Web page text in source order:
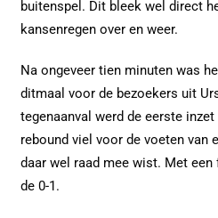
buitenspel. Dit bleek wel direct
kansenregen over en weer.
Na ongeveer tien minuten was
ditmaal voor de bezoekers uit
tegenaanval werd de eerste
rebound viel voor de voeten van
daar wel raad mee wist. Met
de 0-1.